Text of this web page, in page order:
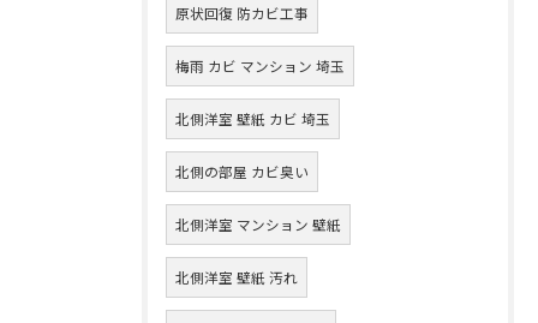
原状回復 防カビ工事
梅雨 カビ マンション 埼玉
北側洋室 壁紙 カビ 埼玉
北側の部屋 カビ臭い
北側洋室 マンション 壁紙
北側洋室 壁紙 汚れ